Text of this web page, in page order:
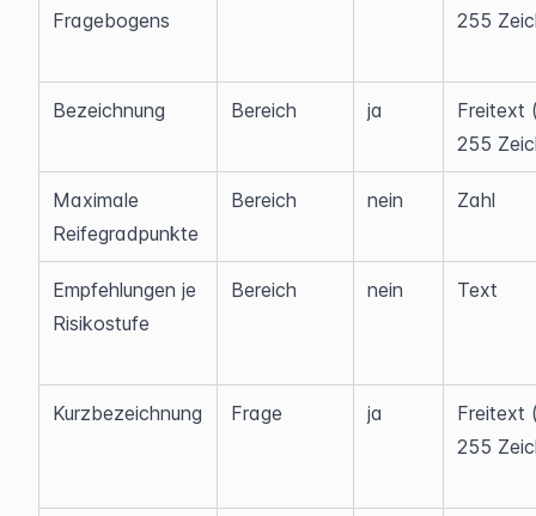
Fragebogens
255
Bezeichnung Bereich ja
Freitext
255
Maximale
Reifegradpunkte
Bereich nein Zahl
Empfehlungen je
Risikostufe
Bereich nein Text
Kurzbezeichnung Frage ja
Freitext
255